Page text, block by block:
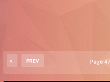
PREV Page